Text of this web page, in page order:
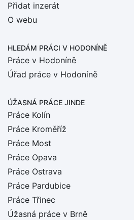
Přidat inzerát
O webu
HLEDÁM PRÁCI V HODONÍNĚ
Práce v Hodoníně
Úřad práce v Hodoníně
ÚŽASNÁ PRÁCE JINDE
Práce Kolín
Práce Kroměříž
Práce Most
Práce Opava
Práce Ostrava
Práce Pardubice
Práce Třinec
Úžasná práce v Brně